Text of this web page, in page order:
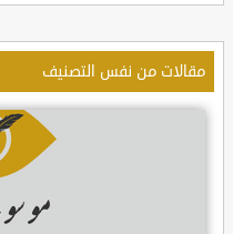
مقالات من نفس التصنيف